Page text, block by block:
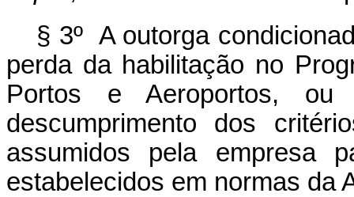
§ 3º A outorga
perda da habilitação no
Portos e Aeroportos,
descumprimento dos
assumidos pela empresa
estabelecidos em normas da